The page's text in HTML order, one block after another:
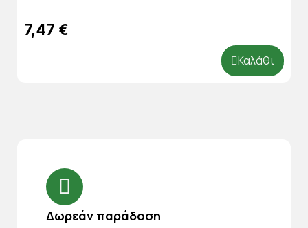
7,47 €
Καλάθι
Δωρεάν παράδοση